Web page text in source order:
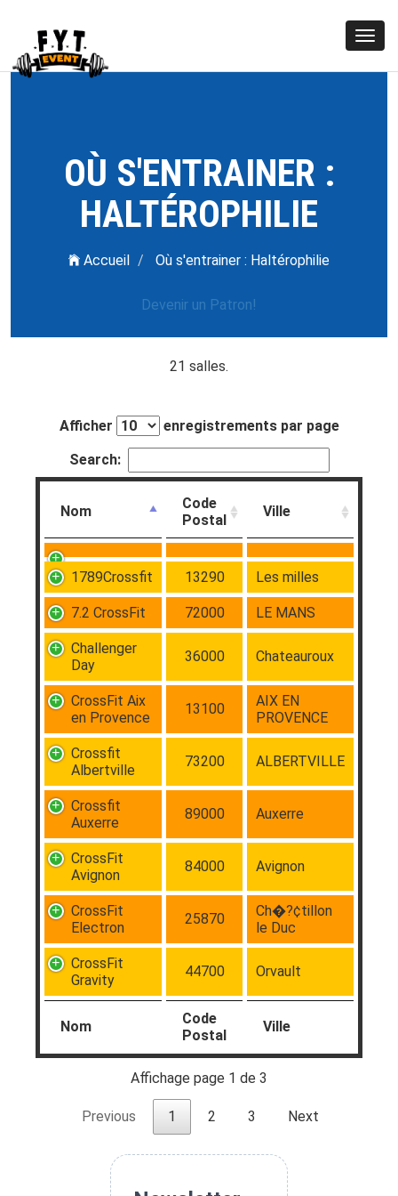
OÙ S'ENTRAINER :
HALTÉROPHILIE
Accueil Où s'entrainer : Haltérophilie
Devenir un Patron!
21 salles.
Afficher
enregistrements par page
Search:
Nom
Code
Postal
Ville
Nom
Code
Postal
Ville
1789Crossfit 13290 Les milles
7.2 CrossFit 72000 LE MANS
Challenger
Day
36000 Chateauroux
CrossFit Aix
en Provence
13100
AIX EN
PROVENCE
Crossfit
Albertville
73200 ALBERTVILLE
Crossfit
Auxerre
89000 Auxerre
CrossFit
Avignon
84000 Avignon
CrossFit
Electron
25870
Ch�?¢tillon
le Duc
CrossFit
Gravity
44700 Orvault
Affichage page 1 de 3
Previous 1 2 3 Next